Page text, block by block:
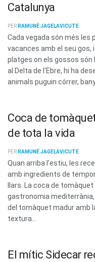
Catalunya
PER RAMUNÉ JAGELAVICUTE
Cada vegada són més les
vacances amb el seu gos,
platges on els gossos són
al Delta de l'Ebre, hi ha
animals puguin córrer,
Coca de
de tota la vida
PER RAMUNÉ JAGELAVICUTE
Quan arriba l'estiu, les
amb ingredients de
llars. La coca de
gastronomia
del tomàquet madur amb
textura...
El mític Sidecar